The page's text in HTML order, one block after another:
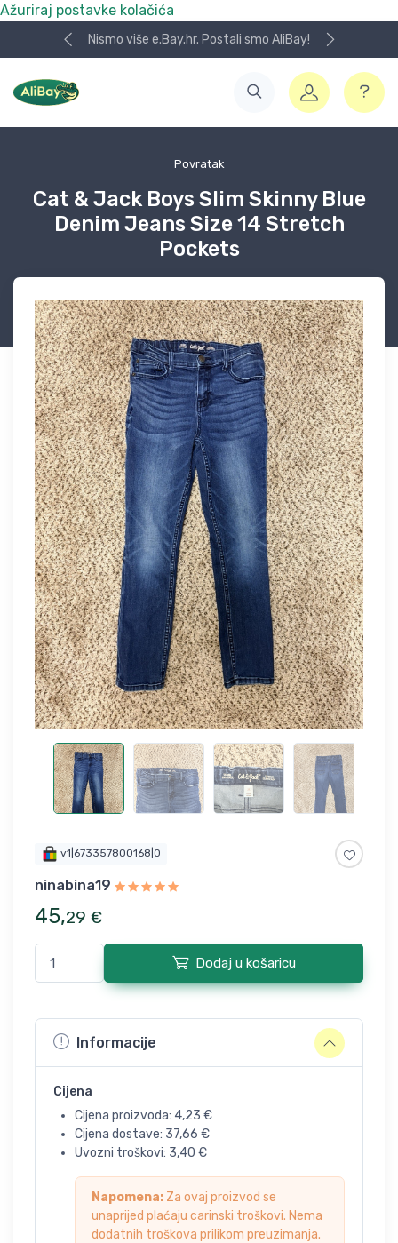
Ažuriraj postavke kolačića
Nismo više e.Bay.hr. Postali smo AliBay!
Povratak
Cat & Jack Boys Slim Skinny Blue
Denim Jeans Size 14 Stretch
Pockets
v1|673357800168|0
ninabina19
45,29 €
Dodaj u košaricu
Informacije
Cijena
Cijena proizvoda: 4,23 €
Cijena dostave: 37,66 €
Uvozni troškovi: 3,40 €
Napomena: Za ovaj proizvod se
unaprijed plaćaju carinski troškovi. Nema
dodatnih troškova prilikom preuzimanja.